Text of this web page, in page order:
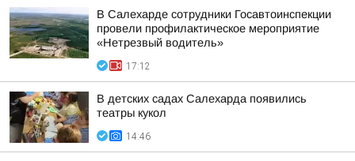
В Салехарде сотрудники Госавтоинспекции
провели профилактическое мероприятие
«Нетрезвый водитель»
17:12
В детских садах Салехарда появились
театры кукол
14:46